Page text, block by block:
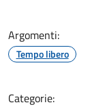
Argomenti:
Tempo libero
Categorie: